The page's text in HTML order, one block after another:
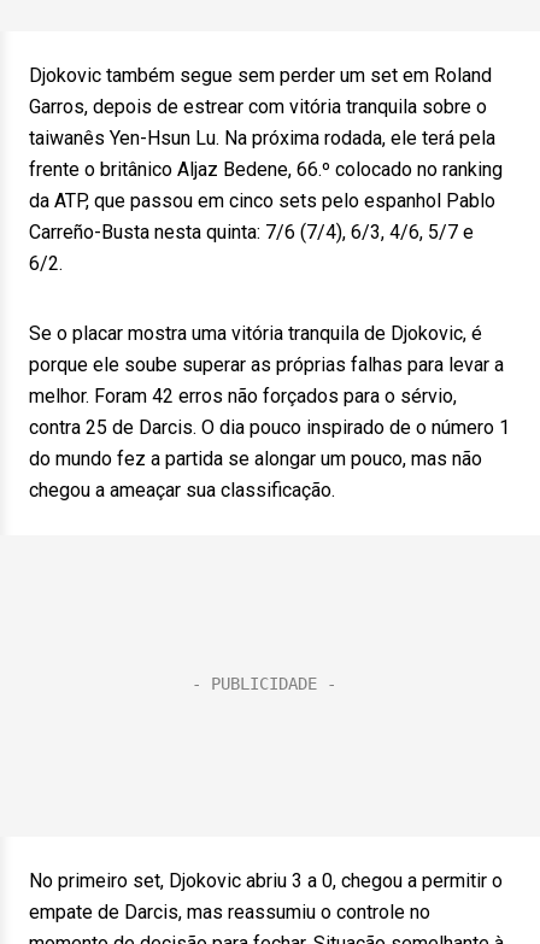
Djokovic também segue sem perder um set em Roland
Garros, depois de estrear com vitória tranquila sobre o
taiwanês Yen-Hsun Lu. Na próxima rodada, ele terá pela
frente o britânico Aljaz Bedene, 66.º colocado no ranking
da ATP, que passou em cinco sets pelo espanhol Pablo
Carreño-Busta nesta quinta: 7/6 (7/4), 6/3, 4/6, 5/7 e
6/2.
Se o placar mostra uma vitória tranquila de Djokovic, é
porque ele soube superar as próprias falhas para levar a
melhor. Foram 42 erros não forçados para o sérvio,
contra 25 de Darcis. O dia pouco inspirado de o número 1
do mundo fez a partida se alongar um pouco, mas não
chegou a ameaçar sua classificação.
No primeiro set, Djokovic abriu 3 a 0, chegou a permitir o
empate de Darcis, mas reassumiu o controle no